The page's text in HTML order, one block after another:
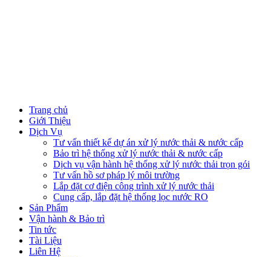
Trang chủ
Giới Thiệu
Dịch Vụ
Tư vấn thiết kế dự án xử lý nước thải & nước cấp
Bảo trì hệ thống xử lý nước thải & nước cấp
Dịch vụ vận hành hệ thống xử lý nước thải trọn gói
Tư vấn hồ sơ pháp lý môi trường
Lắp đặt cơ điện công trình xử lý nước thải
Cung cấp, lắp đặt hệ thống lọc nước RO
Sản Phẩm
Vận hành & Bảo trì
Tin tức
Tài Liệu
Liên Hệ